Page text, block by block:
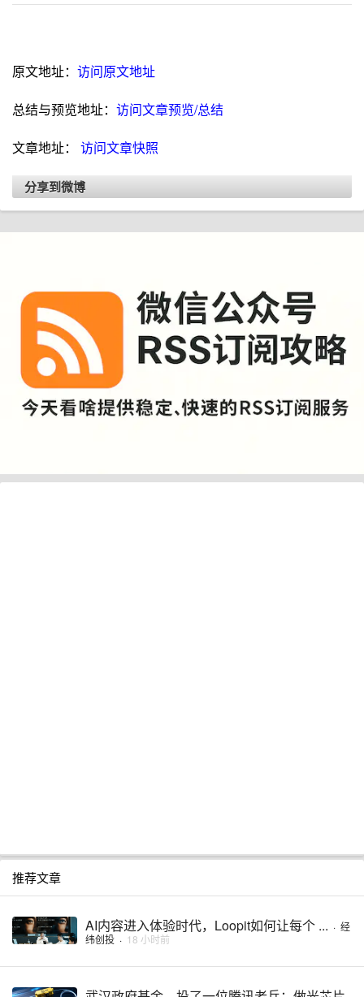
原文地址： 访问原文地址
总结与预览地址： 访问文章预览/总结
文章地址： 访问文章快照
分享到微博
推荐文章
AI内容进入体验时代，Loopit如何让每个 ... · 经
纬创投 · 18 小时前